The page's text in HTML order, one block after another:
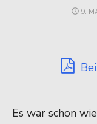
9.
Es war schon